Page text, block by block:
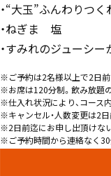
・“大玉”ふんわりつ
・ねぎま 塩
・すみれのジューシ
※ご予約は2名様以上で2日前
※お席は120分制。飲み放題
※仕入れ状況により、コース
※キャンセル・人数変更は2
※2日前迄にお申し出頂けな
※ご予約時間から連絡なく30